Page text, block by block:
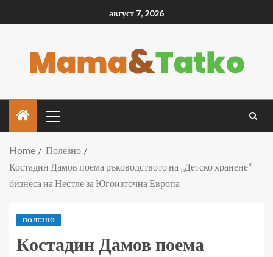
август 7, 2026
Home
Полезно
Костадин Дамов поема ръководството на „Детско хранене“
бизнеса на Нестле за Югоизточна Европа
ПОЛЕЗНО
Костадин Дамов поема